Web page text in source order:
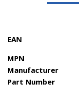
EAN
MPN
Manufacturer
Part Number